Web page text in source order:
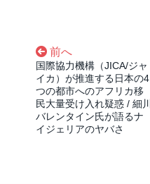
前へ
国際協力機構（JICA/ジャ
イカ）が推進する日本の4
つの都市へのアフリカ移
民大量受け入れ疑惑 / 細川
バレンタイン氏が語るナ
イジェリアのヤバさ